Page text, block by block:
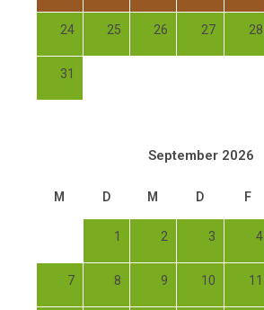
24 25 26 27 28
31
September 2026
M D M D F
1 2 3 4
7 8 9 10 11